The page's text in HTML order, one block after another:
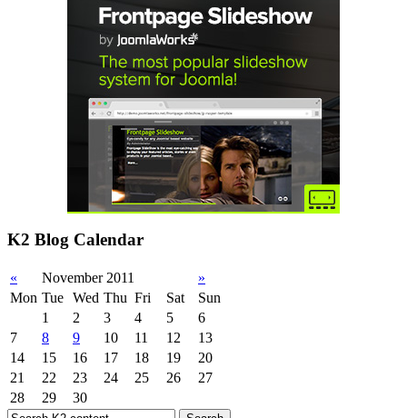
K2 Blog Calendar
« November 2011
»
Mon Tue Wed Thu Fri Sat
Sun
1
2 3 4 5
6
7
8 9 10 11 12
13
14
15 16 17 18 19
20
21
22 23 24 25 26
27
28
29 30